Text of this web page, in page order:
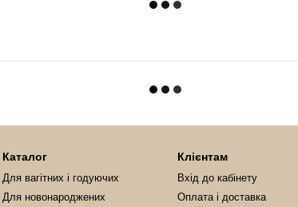
Каталог
Для вагітних і годуючих
Для новонароджених
Клієнтам
Вхід до кабінету
Оплата і доставка